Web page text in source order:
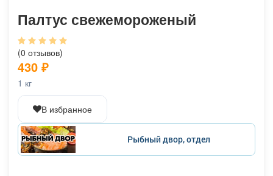
Афиша
Товары
Палтус свежемороженый
(0 отзывов)
430 ₽
1 кг
В избранное
Рыбный двор, отдел